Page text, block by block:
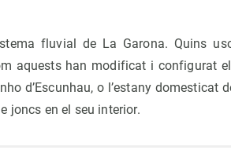
fluvial de La Garona. Quins
aquests han modificat i configurat
d’Escunhau, o l’estany domesticat
joncs en el seu interior.